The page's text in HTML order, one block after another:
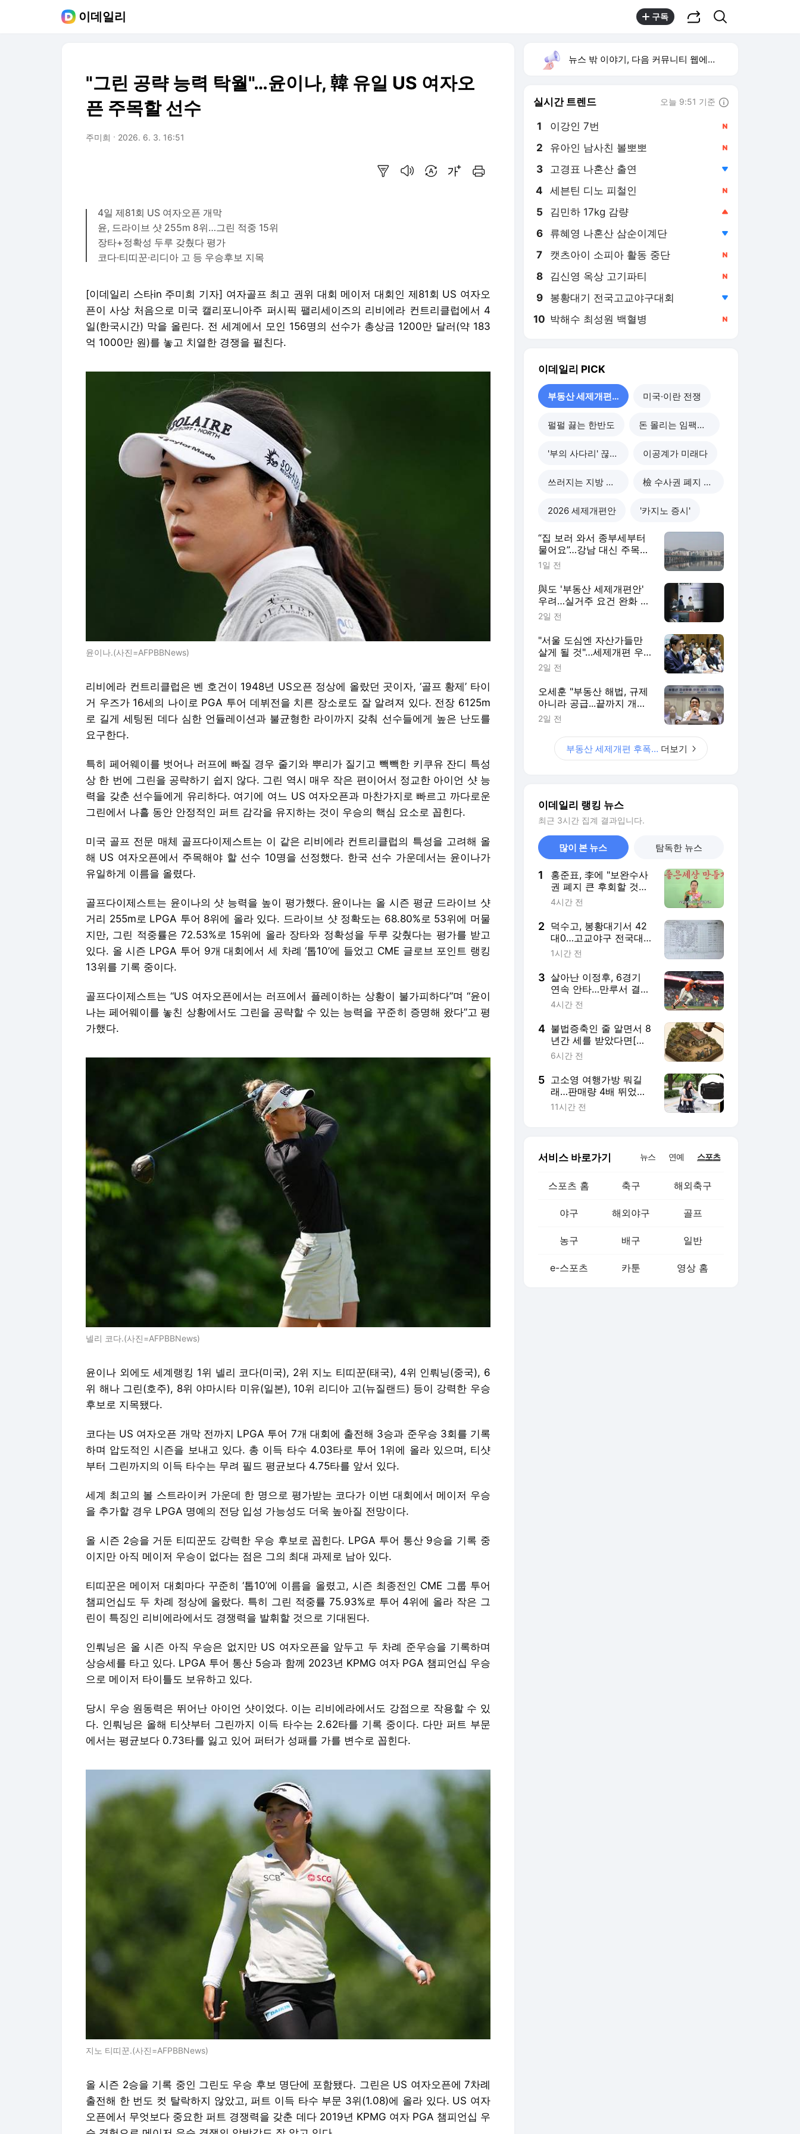
이데일리 구독
"그린 공략 능력 탁월"…윤이나, 韓 유일 US 여자오
픈 주목할 선수
주미희 2026. 6. 3. 16:51
4일 제81회 US 여자오픈 개막
윤, 드라이브 샷 255m 8위…그린 적중 15위
장타+정확성 두루 갖췄다 평가
코다·티띠꾼·리디아 고 등 우승후보 지목
[이데일리 스타in 주미희 기자] 여자골프 최고 권위 대회 메이저 대회인 제81회 US 여자오
픈이 사상 처음으로 미국 캘리포니아주 퍼시픽 팰리세이즈의 리비에라 컨트리클럽에서 4
일(한국시간) 막을 올린다. 전 세계에서 모인 156명의 선수가 총상금 1200만 달러(약 183
억 1000만 원)를 놓고 치열한 경쟁을 펼친다.
윤이나.(사진=AFPBBNews)
리비에라 컨트리클럽은 벤 호건이 1948년 US오픈 정상에 올랐던 곳이자, ‘골프 황제’ 타이
거 우즈가 16세의 나이로 PGA 투어 데뷔전을 치른 장소로도 잘 알려져 있다. 전장 6125m
로 길게 세팅된 데다 심한 언듈레이션과 불균형한 라이까지 갖춰 선수들에게 높은 난도를
요구한다.
특히 페어웨이를 벗어나 러프에 빠질 경우 줄기와 뿌리가 질기고 빽빽한 키쿠유 잔디 특성
상 한 번에 그린을 공략하기 쉽지 않다. 그린 역시 매우 작은 편이어서 정교한 아이언 샷 능
력을 갖춘 선수들에게 유리하다. 여기에 여느 US 여자오픈과 마찬가지로 빠르고 까다로운
그린에서 나흘 동안 안정적인 퍼트 감각을 유지하는 것이 우승의 핵심 요소로 꼽힌다.
미국 골프 전문 매체 골프다이제스트는 이 같은 리비에라 컨트리클럽의 특성을 고려해 올
해 US 여자오픈에서 주목해야 할 선수 10명을 선정했다. 한국 선수 가운데서는 윤이나가
유일하게 이름을 올렸다.
골프다이제스트는 윤이나의 샷 능력을 높이 평가했다. 윤이나는 올 시즌 평균 드라이브 샷
거리 255m로 LPGA 투어 8위에 올라 있다. 드라이브 샷 정확도는 68.80%로 53위에 머물
지만, 그린 적중률은 72.53%로 15위에 올라 장타와 정확성을 두루 갖췄다는 평가를 받고
있다. 올 시즌 LPGA 투어 9개 대회에서 세 차례 ‘톱10’에 들었고 CME 글로브 포인트 랭킹
13위를 기록 중이다.
골프다이제스트는 “US 여자오픈에서는 러프에서 플레이하는 상황이 불가피하다”며 “윤이
나는 페어웨이를 놓친 상황에서도 그린을 공략할 수 있는 능력을 꾸준히 증명해 왔다”고 평
가했다.
넬리 코다.(사진=AFPBBNews)
윤이나 외에도 세계랭킹 1위 넬리 코다(미국), 2위 지노 티띠꾼(태국), 4위 인뤄닝(중국), 6
위 해나 그린(호주), 8위 야마시타 미유(일본), 10위 리디아 고(뉴질랜드) 등이 강력한 우승
후보로 지목됐다.
코다는 US 여자오픈 개막 전까지 LPGA 투어 7개 대회에 출전해 3승과 준우승 3회를 기록
하며 압도적인 시즌을 보내고 있다. 총 이득 타수 4.03타로 투어 1위에 올라 있으며, 티샷
부터 그린까지의 이득 타수는 무려 필드 평균보다 4.75타를 앞서 있다.
세계 최고의 볼 스트라이커 가운데 한 명으로 평가받는 코다가 이번 대회에서 메이저 우승
을 추가할 경우 LPGA 명예의 전당 입성 가능성도 더욱 높아질 전망이다.
올 시즌 2승을 거둔 티띠꾼도 강력한 우승 후보로 꼽힌다. LPGA 투어 통산 9승을 기록 중
이지만 아직 메이저 우승이 없다는 점은 그의 최대 과제로 남아 있다.
티띠꾼은 메이저 대회마다 꾸준히 ‘톱10’에 이름을 올렸고, 시즌 최종전인 CME 그룹 투어
챔피언십도 두 차례 정상에 올랐다. 특히 그린 적중률 75.93%로 투어 4위에 올라 작은 그
린이 특징인 리비에라에서도 경쟁력을 발휘할 것으로 기대된다.
인뤄닝은 올 시즌 아직 우승은 없지만 US 여자오픈을 앞두고 두 차례 준우승을 기록하며
상승세를 타고 있다. LPGA 투어 통산 5승과 함께 2023년 KPMG 여자 PGA 챔피언십 우승
으로 메이저 타이틀도 보유하고 있다.
당시 우승 원동력은 뛰어난 아이언 샷이었다. 이는 리비에라에서도 강점으로 작용할 수 있
다. 인뤄닝은 올해 티샷부터 그린까지 이득 타수는 2.62타를 기록 중이다. 다만 퍼트 부문
에서는 평균보다 0.73타를 잃고 있어 퍼터가 성패를 가를 변수로 꼽힌다.
지노 티띠꾼.(사진=AFPBBNews)
올 시즌 2승을 기록 중인 그린도 우승 후보 명단에 포함됐다. 그린은 US 여자오픈에 7차례
출전해 한 번도 컷 탈락하지 않았고, 퍼트 이득 타수 부문 3위(1.08)에 올라 있다. US 여자
오픈에서 무엇보다 중요한 퍼트 경쟁력을 갖춘 데다 2019년 KPMG 여자 PGA 챔피언십 우
뉴스 밖 이야기, 다음 커뮤니티 웹에서 보기
실시간 트렌드 오늘 9:51 기준
1 이강인 7번
2 유아인 남사친 볼뽀뽀
4 세븐틴 디노 피철인
5 김민하 17kg 감량
6 류혜영 나혼산 삼순이계단
7 캣츠아이 소피아 활동 중단
8 김신영 옥상 고기파티
9 봉황대기 전국고교야구대회
10 박해수 최성원 백혈병
이데일리 PICK
부동산 세제개편 후폭풍 미국·이란 전쟁
펄펄 끓는 한반도 돈 몰리는 임팩트 투자
'부의 사다리' 끊기나 이공계가 미래다
쓰러지는 지방 부동산 檢 수사권 폐지 후폭풍
2026 세제개편안 '카지노 증시'
“집 보러 와서 종부세부터
물어요”…강남 대신 주목받
는 ‘강·양·영·동’
1일 전
與도 '부동산 세제개편안'
우려…실거주 요건 완화 시
사
2일 전
"서울 도심엔 자산가들만
살게 될 것"…세제개편 우
려 쏟아져
2일 전
오세훈 "부동산 해법, 규제
아니라 공급...끝까지 개선
건의할 것"
2일 전
부동산 세제개편 후폭풍 더보기
이데일리 랭킹 뉴스
최근 3시간 집계 결과입니다.
많이 본 뉴스 탐독한 뉴스
1
홍준표, 李에 "보완수사
권 폐지 큰 후회할 것…
부동산 서민들만 고통"
4시간 전
2 덕수고, 봉황대기서 42
대0…고교야구 전국대
회 최다 득점 신기록
1시간 전
3 살아난 이정후, 6경기
연속 안타…만루서 결승
2타점 적시타
4시간 전
4 불법증축인 줄 알면서 8
년간 세를 받았다면[판
례방]
6시간 전
5 고소영 여행가방 뭐길
래…판매량 4배 뛰었다
[누구템]
11시간 전
서비스 바로가기 뉴스 연예 스포츠
스포츠 홈 축구 해외축구
야구 해외야구 골프
농구 배구 일반
e-스포츠 카툰 영상 홈